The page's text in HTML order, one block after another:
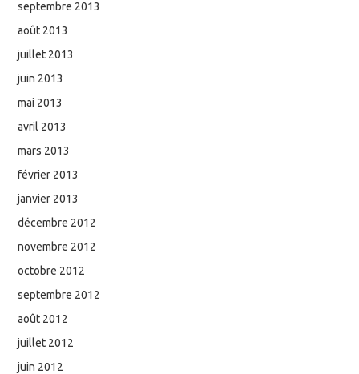
septembre 2013
août 2013
juillet 2013
juin 2013
mai 2013
avril 2013
mars 2013
février 2013
janvier 2013
décembre 2012
novembre 2012
octobre 2012
septembre 2012
août 2012
juillet 2012
juin 2012